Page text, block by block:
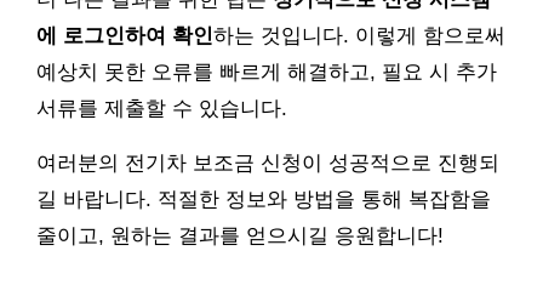
에 로그인하여 확인하는 것입니다. 이렇게 함으로써
예상치 못한 오류를 빠르게 해결하고, 필요 시 추가
서류를 제출할 수 있습니다.
여러분의 전기차 보조금 신청이 성공적으로 진행되
길 바랍니다. 적절한 정보와 방법을 통해 복잡함을
줄이고, 원하는 결과를 얻으시길 응원합니다!